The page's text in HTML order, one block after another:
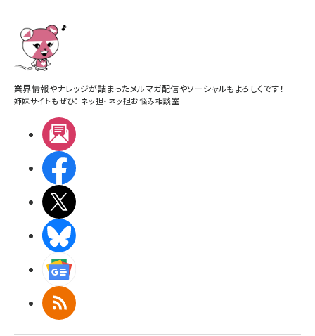
業界情報やナレッジが詰まったメルマガ配信やソーシャルもよろしくです！
姉妹サイトもぜひ： ネッ担・ ネッ担お悩み相談室
RSS